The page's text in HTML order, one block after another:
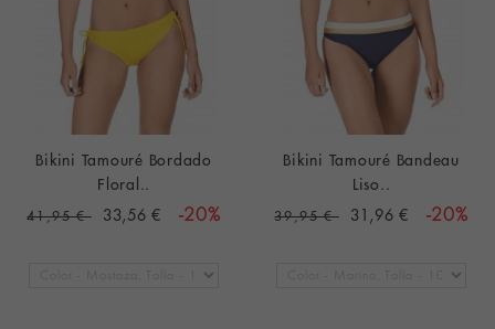
Bikini Tamouré Bordado
Floral..
41,95 € 33,56 € -20%
Bikini Tamouré Bandeau
Liso..
39,95 € 31,96 € -20%